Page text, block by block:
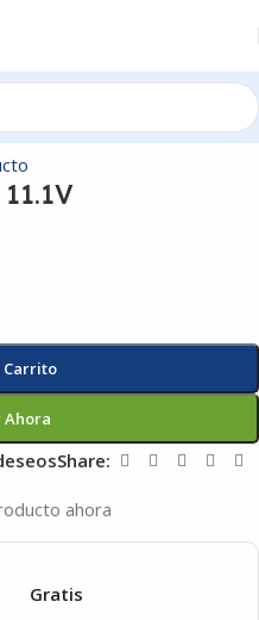
Carrito
Ahora
Share:
ahora
Gratis